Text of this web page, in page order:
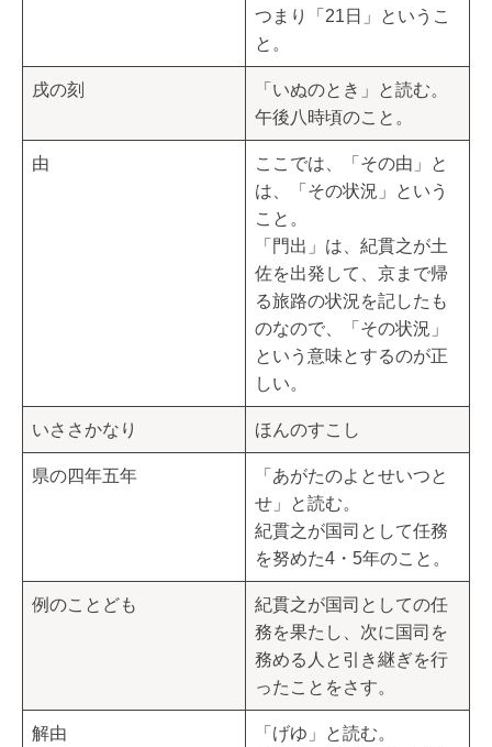
つまり「21日」というこ
と。
戌の刻
「いぬのとき」と読む。
午後八時頃のこと。
由
ここでは、「その由」と
は、「その状況」という
こと。
「門出」は、紀貫之が土
佐を出発して、京まで帰
る旅路の状況を記したも
のなので、「その状況」
という意味とするのが正
しい。
いささかなり ほんのすこし
県の四年五年
「あがたのよとせいつと
せ」と読む。
紀貫之が国司として任務
を努めた4・5年のこと。
例のことども
紀貫之が国司としての任
務を果たし、次に国司を
務める人と引き継ぎを行
ったことをさす。
解由
「げゆ」と読む。